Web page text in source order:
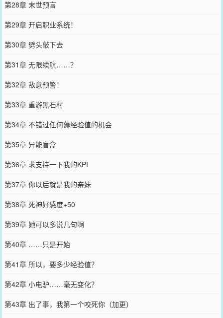
第28章 末世预言
第29章 开启职业系统！
第30章 劈头敲下去
第31章 无限续航……？
第32章 敌意预警！
第33章 重游黑石村
第34章 不错过任何薅经验值的机会
第35章 异能盲盒
第36章 求支持一下我的KPI
第37章 你以后就是我的亲妹
第38章 死神好感度+50
第39章 她可以多说几句啊
第40章 ……只是开始
第41章 所以，要多少经验值？
第42章 小电驴……毫无变化？
第43章 出了事，我第一个咬死你（加更）